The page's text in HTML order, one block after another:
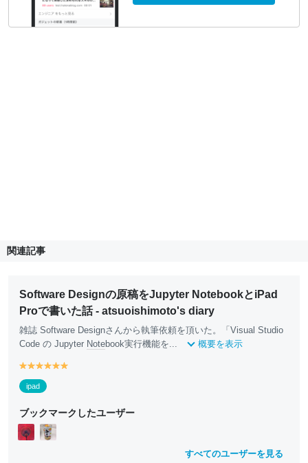
関連記事
Software Designの原稿をJupyter NotebookとiPad
Proで書いた話 - atsuoishimoto's diary
雑誌 Software Designさんから執筆依頼を頂いた。「Visual Studio
Code の Jupyter Notebook実行機能を... 概要を表示
y
e
ll
w
y
e
ll
o
w
y
e
ll
w
y
e
ll
w
y
w
w
ipad
ブックマークしたユーザー
すべてのユーザーを見る